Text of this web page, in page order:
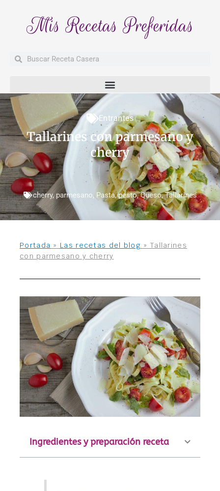
Mis Recetas Preferidas
BuscarBuscar
Entrantes
Tallarines con parmesano y
cherry
cherry,parmesano, Pasta,pesto,Queso,Tallarines
Portada » Las recetas del blog » Tallarines
con parmesano y cherry
Ingredientes y preparación receta